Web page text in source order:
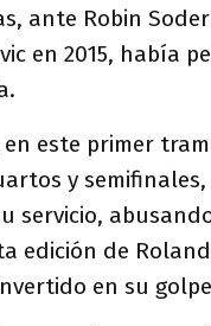
ante Robin
en 2015, había
este primer
y semifinales,
servicio,
edición de
en su